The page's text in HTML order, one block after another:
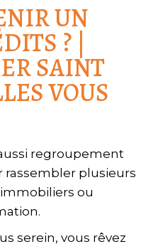
UN
? |
SAINT
VOUS
regroupement
rassembler plusieurs
ou
serein, vous rêvez